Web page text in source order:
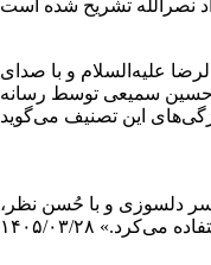
علیه‌السلام و با صدای
سر دلسوزی و با حُسن نظر،
۱۴۰۵/۰۳/۲۸